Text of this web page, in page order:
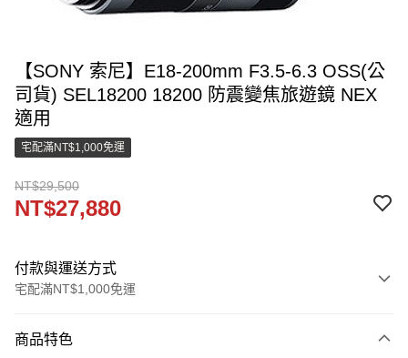
【SONY 索尼】E18-200mm F3.5-6.3 OSS(公
司貨) SEL18200 18200 防震變焦旅遊鏡 NEX
適用
宅配滿NT$1,000免運
NT$29,500
NT$27,880
付款與運送方式
宅配滿NT$1,000免運
信用卡一次付款
商品特色